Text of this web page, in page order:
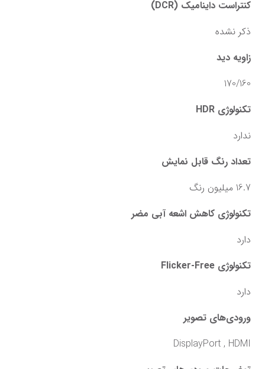
کنتراست داینامیک (DCR)
ذکر نشده
زاویه دید
170/160
تکنولوژی HDR
ندارد
تعداد رنگ قابل نمایش
16.7 میلیون رنگ
تکنولوژی کاهش اشعه آبی مضر
دارد
تکنولوژی Flicker-Free
دارد
ورودی‌های تصویر
DisplayPort , HDMI